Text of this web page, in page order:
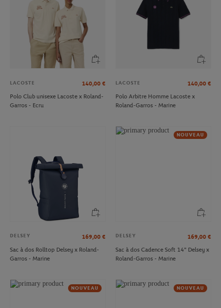
LACOSTE 140,00 €
Polo Club unisexe Lacoste x Roland-
Garros - Ecru
LACOSTE 140,00 €
Polo Arbitre Homme Lacoste x
Roland-Garros - Marine
DELSEY 169,00 €
Sac à dos Rolltop Delsey x Roland-
Garros - Marine
NOUVEAU
DELSEY 169,00 €
Sac à dos Cadence Soft 14" Delsey x
Roland-Garros - Marine
NOUVEAU NOUVEAU